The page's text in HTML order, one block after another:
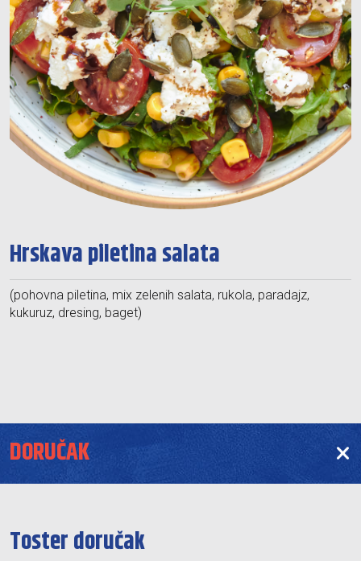
Hrskava piletina salata
(pohovna piletina, mix zelenih salata, rukola, paradajz,
kukuruz, dresing, baget)
DORUČAK
Toster doručak